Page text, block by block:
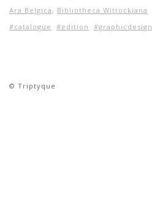
Ara Belgica , Bibliotheca Wittockiana
#catalogue
#edition #graphicdesign
© Triptyque